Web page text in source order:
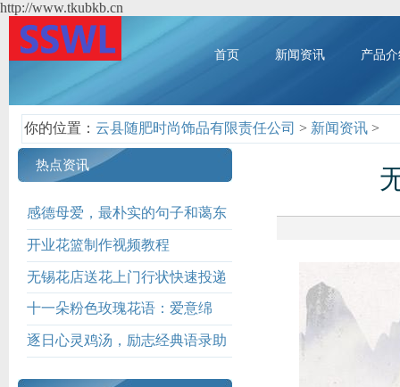
http://www.tkubkb.cn
首页 新闻资讯 产品
你的位置： 云县随肥时尚饰品有限责任公司 > 新闻资讯 >
热点资讯
感德母爱，最朴实的句子和蔼东
说念主心
开业花篮制作视频教程
无锡花店送花上门行状快速投递
十一朵粉色玫瑰花语：爱意绵
绵，情深似海
逐日心灵鸡汤，励志经典语录助